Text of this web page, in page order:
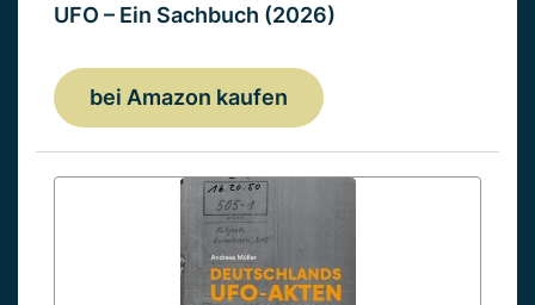
UFO – Ein Sachbuch (2026)
bei Amazon kaufen